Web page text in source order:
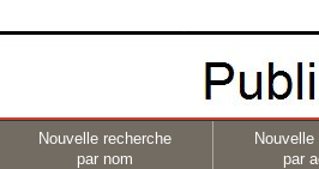
Nouvelle recherche
par nom
par